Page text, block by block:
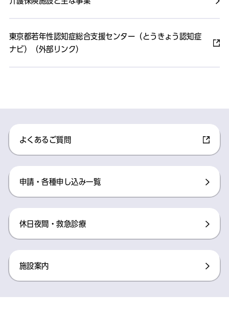
東京都若年性認知症総合支援センター（とうきょう認知症
ナビ）（外部リンク）
よくあるご質問
申請・各種申し込み一覧
休日夜間・救急診療
施設案内